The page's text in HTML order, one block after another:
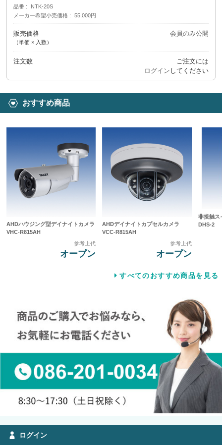
品番
NTK-20S
メーカー希望小売価格
55,000円
販売価格
（単価 × 入数）
会員のみ公開
注文数
ご注文には
ログイン してください
おすすめ商品
AHDハウジング型デイナイトカメラ
VHC-R815AH
参考上代
オープン
AHDデイナイトカプセルカメラ
VCC-R815AH
参考上代
オープン
非接触
DHS-2
すべてのおすすめ商品を見る
ログイン